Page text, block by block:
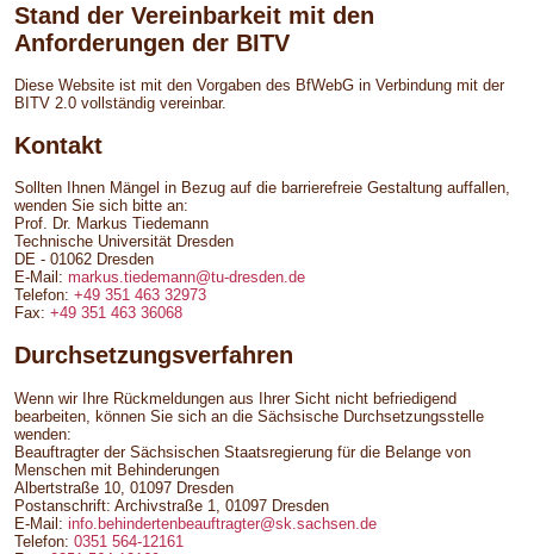
Stand der Vereinbarkeit mit den
Anforderungen der BITV
Diese Website ist mit den Vorgaben des BfWebG in Verbindung mit der
BITV 2.0 vollständig vereinbar.
Kontakt
Sollten Ihnen Mängel in Bezug auf die barrierefreie Gestaltung auffallen,
wenden Sie sich bitte an:
Prof. Dr. Markus Tiedemann
Technische Universität Dresden
DE - 01062 Dresden
E-Mail: markus.tiedemann@tu-dresden.de
Telefon: +49 351 463 32973
Fax: +49 351 463 36068
Durchsetzungsverfahren
Wenn wir Ihre Rückmeldungen aus Ihrer Sicht nicht befriedigend
bearbeiten, können Sie sich an die Sächsische Durchsetzungsstelle
wenden:
Beauftragter der Sächsischen Staatsregierung für die Belange von
Menschen mit Behinderungen
Albertstraße 10, 01097 Dresden
Postanschrift: Archivstraße 1, 01097 Dresden
E-Mail: info.behindertenbeauftragter@sk.sachsen.de
Telefon: 0351 564-12161